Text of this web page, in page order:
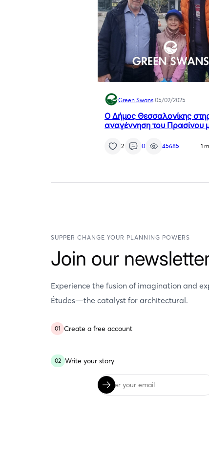
Green Swans·05/02/2025
Ο Δήμος Θεσσαλονίκης
αναγέννηση του Πρασίνου
2 0 45685 1
SUPPER CHANGE YOUR PLANNING POWERS
Join our
Experience the fusion of imagination and
Études—the catalyst for architectural.
01 Create a free account
02 Write your story